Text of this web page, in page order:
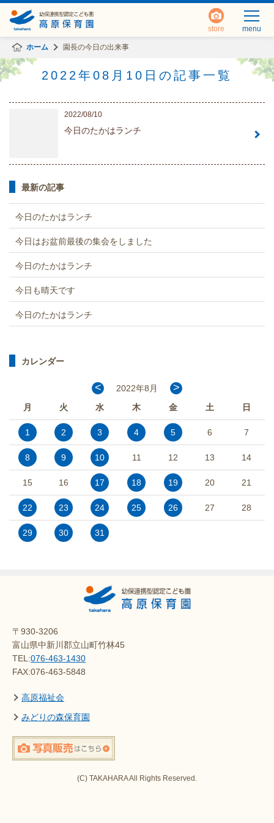
menu
store
ホーム 園長の今日の出来事
2022年08月10日の記事一覧
2022/08/10
今日のたかはランチ
最新の記事
今日のたかはランチ
今日はお盆前最後の集会をしました
今日のたかはランチ
今日も晴天です
今日のたかはランチ
カレンダー
< 2022年8月 >
月 火 水 木 金 土 日
1 2 3 4 5 6 7
8 9 10 11 12 13 14
15 16 17 18 19 20 21
22 23 24 25 26 27 28
29 30 31
〒930-3206
富山県中新川郡立山町竹林45
TEL:076-463-1430
FAX:076-463-5848
高原福祉会
みどりの森保育園
(C) TAKAHARA All Rights Reserved.